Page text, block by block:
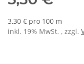
3,30 € pro 100 m
inkl. 19% MwSt. , zzgl.